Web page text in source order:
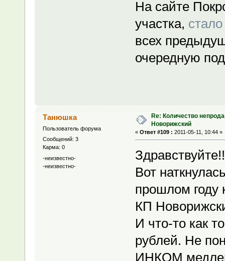
На сайте
участка,
всех
очередную
Танюшка
Пользователь форума
Сообщений: 3
Карма: 0
-неизвестно-
-неизвестно-
Re: Количество
Новорижский
« Ответ #109 : 2011-05-11, 10:44 »
Вот
прошлом году
КП
И что-то как
рублей. Не
ИНКОМ